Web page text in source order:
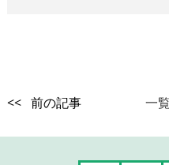
<< 前の記事 一